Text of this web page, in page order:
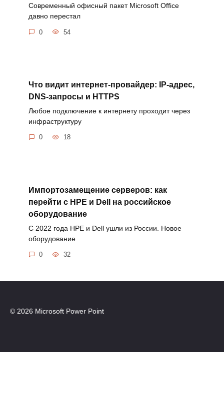
Современный офисный пакет Microsoft Office
давно перестал
0 54
Что видит интернет-провайдер: IP-адрес,
DNS-запросы и HTTPS
Любое подключение к интернету проходит через
инфраструктуру
0 18
Импортозамещение серверов: как
перейти с HPE и Dell на российское
оборудование
С 2022 года HPE и Dell ушли из России. Новое
оборудование
0 32
© 2026 Microsoft Power Point